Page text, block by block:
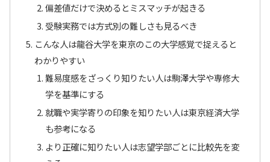
偏差値だけで決めるとミスマッチが起きる
受験実務では方式別の難しさも見るべき
こんな人は龍谷大学を東京のこの大学感覚で捉えると
わかりやすい
難易度感をざっくり知りたい人は駒澤大学や専修大
学を基準にする
就職や実学寄りの印象を知りたい人は東京経済大学
も参考になる
より正確に知りたい人は志望学部ごとに比較先を変